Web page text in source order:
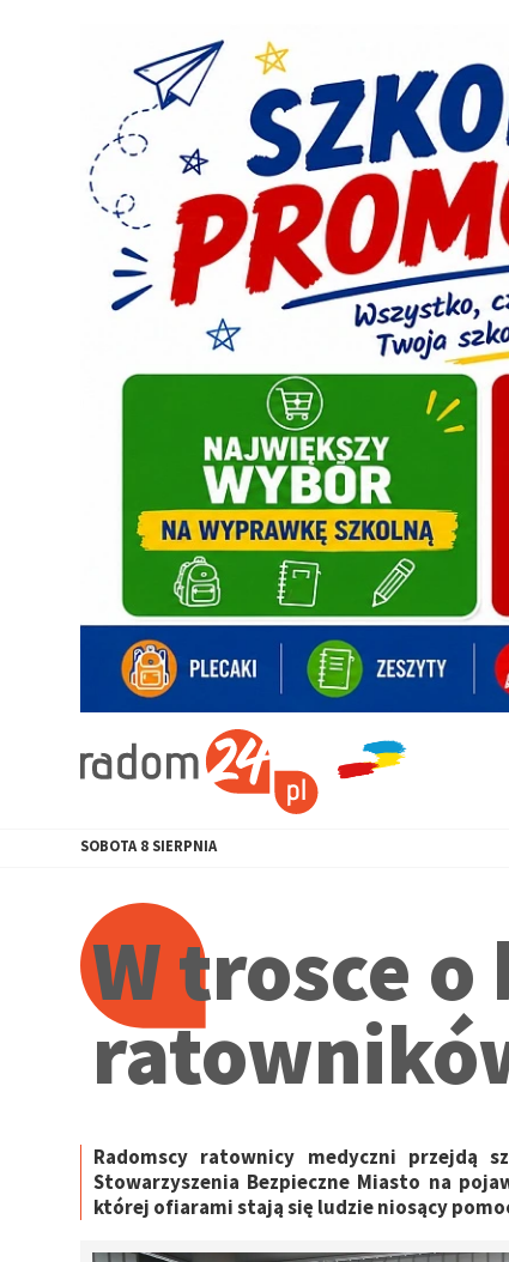
SOBOTA 8 SIERPNIA
W trosce
Radomscy ratownicy medyczni przejdą
Stowarzyszenia Bezpieczne Miasto na
której ofiarami stają się ludzie niosący